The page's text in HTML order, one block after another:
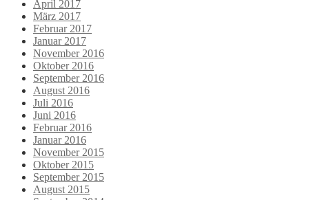
April 2017
März 2017
Februar 2017
Januar 2017
November 2016
Oktober 2016
September 2016
August 2016
Juli 2016
Juni 2016
Februar 2016
Januar 2016
November 2015
Oktober 2015
September 2015
August 2015